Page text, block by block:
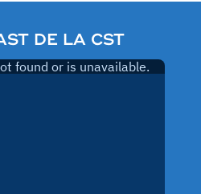
DE LA CST